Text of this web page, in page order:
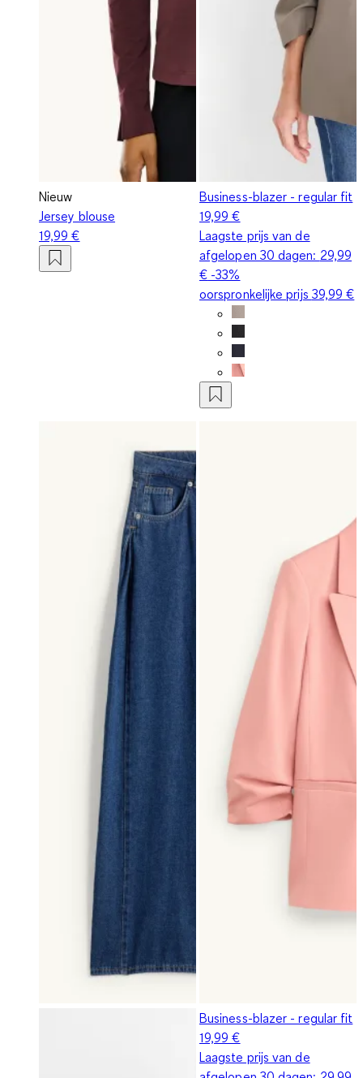
Nieuw
Jersey blouse
19,99 €
Business-blazer - regular fit
19,99 €
Laagste prijs van de
afgelopen 30 dagen: 29,99
€ -33%
oorspronkelijke prijs 39,99 €
Business-blazer - regular fit
19,99 €
Laagste prijs van de